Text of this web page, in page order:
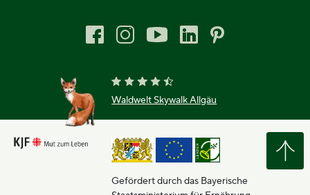
Waldwelt Skywalk Allgäu
Gefördert durch das Bayerische